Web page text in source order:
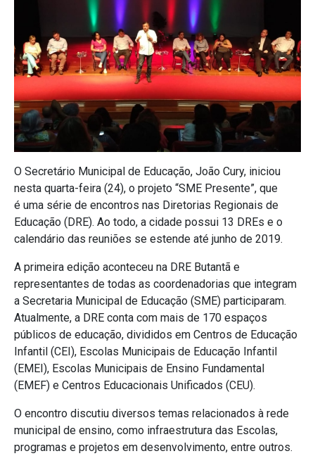
O Secretário Municipal de Educação, João Cury, iniciou
nesta quarta-feira (24), o projeto “SME Presente”, que
é uma série de encontros nas Diretorias Regionais de
Educação (DRE). Ao todo, a cidade possui 13 DREs e o
calendário das reuniões se estende até junho de 2019.
A primeira edição aconteceu na DRE Butantã e
representantes de todas as coordenadorias que integram
a Secretaria Municipal de Educação (SME) participaram.
Atualmente, a DRE conta com mais de 170 espaços
públicos de educação, divididos em Centros de Educação
Infantil (CEI), Escolas Municipais de Educação Infantil
(EMEI), Escolas Municipais de Ensino Fundamental
(EMEF) e Centros Educacionais Unificados (CEU).
O encontro discutiu diversos temas relacionados à rede
municipal de ensino, como infraestrutura das Escolas,
programas e projetos em desenvolvimento, entre outros.